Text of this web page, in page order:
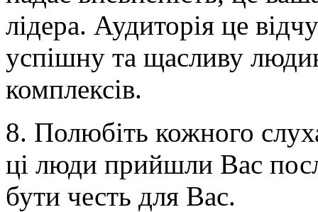
лідера. Аудиторія це
успішну та щасливу
комплексів.
8. Полюбіть кожного
ці люди прийшли Вас
бути честь для Вас.